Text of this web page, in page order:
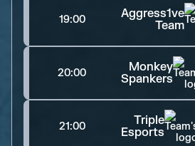
19:00
Aggress1ve
Team
20:00
Monkey
Spankers
21:00
Triple
Esports